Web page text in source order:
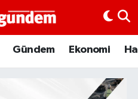
Gündem Ekonomi